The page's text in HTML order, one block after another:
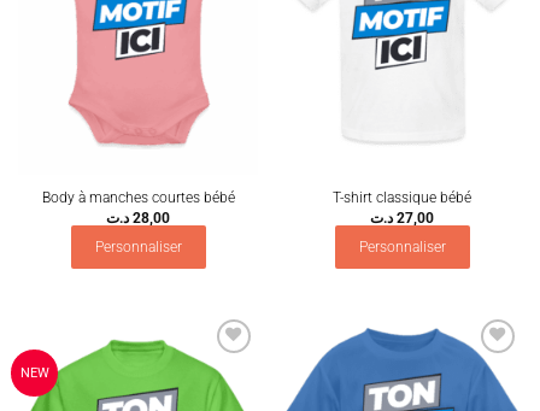
Body à manches courtes bébé
28,00 د.ت
Personnaliser
T-shirt classique bébé
27,00 د.ت
Personnaliser
NEW
Ajouter
à la
wishlist
Ajouter
à la
wishlist